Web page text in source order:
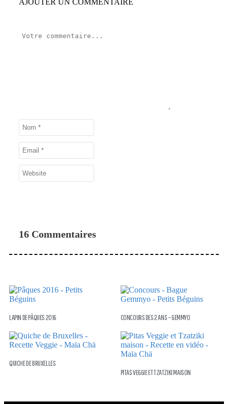
AJOUTER UN COMMENTAIRE
16 Commentaires
LAPIN DE PÂQUES 2016 CONCOURS DES 2 ANS – GEMMYO
QUICHE DE BRUXELLES
PITAS VEGGIE ET TZATZIKI MAISON